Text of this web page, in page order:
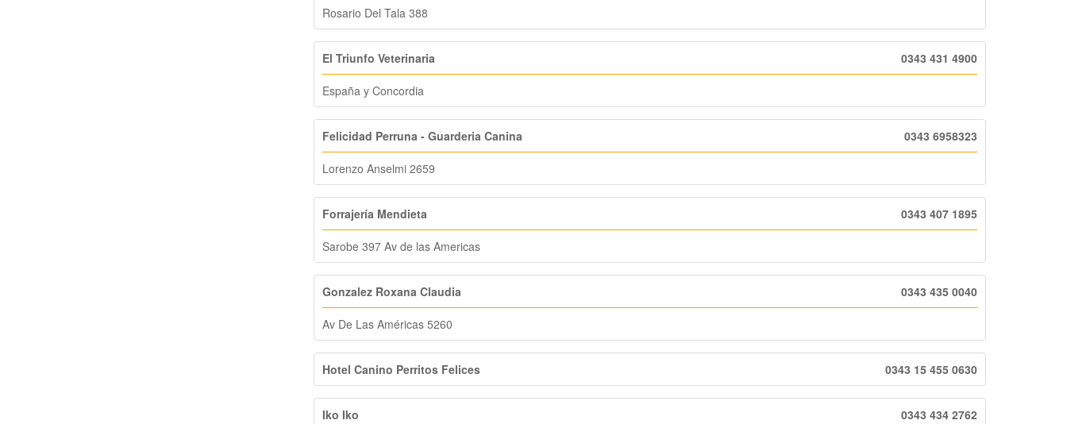
Rosario Del Tala 388
El Triunfo Veterinaria 0343 431 4900
España y Concordia
Felicidad Perruna - Guarderia Canina 0343 6958323
Lorenzo Anselmi 2659
Forrajería Mendieta 0343 407 1895
Sarobe 397 Av de las Americas
Gonzalez Roxana Claudia 0343 435 0040
Av De Las Américas 5260
Hotel Canino Perritos Felices 0343 15 455 0630
Iko Iko 0343 434 2762